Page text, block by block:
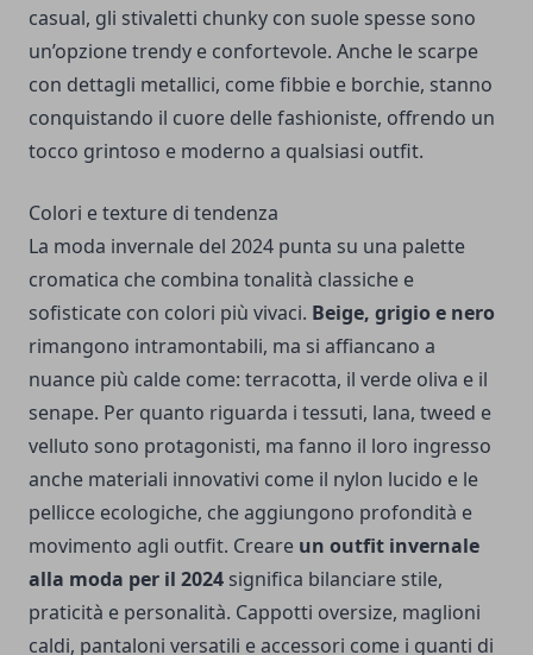
casual, gli stivaletti chunky con suole spesse sono
un’opzione trendy e confortevole. Anche le scarpe
con dettagli metallici, come fibbie e borchie, stanno
conquistando il cuore delle fashioniste, offrendo un
tocco grintoso e moderno a qualsiasi outfit.
Colori e texture di tendenza
La moda invernale del 2024 punta su una palette
cromatica che combina tonalità classiche e
sofisticate con colori più vivaci. Beige, grigio e nero
rimangono intramontabili, ma si affiancano a
nuance più calde come: terracotta, il verde oliva e il
senape. Per quanto riguarda i tessuti, lana, tweed e
velluto sono protagonisti, ma fanno il loro ingresso
anche materiali innovativi come il nylon lucido e le
pellicce ecologiche, che aggiungono profondità e
movimento agli outfit. Creare un outfit invernale
alla moda per il 2024 significa bilanciare stile,
praticità e personalità. Cappotti oversize, maglioni
caldi, pantaloni versatili e accessori come i guanti di